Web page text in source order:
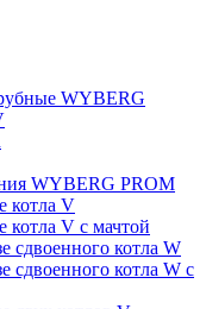
WYBERG
WYBERG PROM
котла V
котла V с мачтой
сдвоенного котла W
сдвоенного котла W с